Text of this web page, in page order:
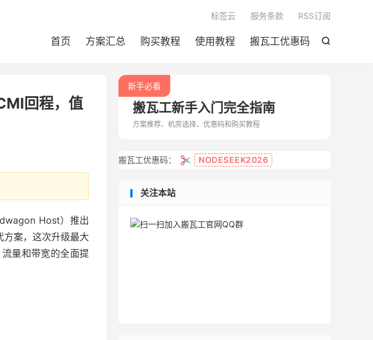

首页 方案汇总 购买教程 使用教程 搬瓦工优惠码
标签云 服务条款 RSS订阅
回程，值
Host）推出
案，这次升级最大
量和带宽的全面提
新手必看
搬瓦工新手入门完全指南
方案推荐、机房选择、优惠码和购买教程
搬瓦工优惠码： ✂️ NODESEEK2026
关注本站